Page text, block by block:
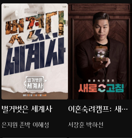
벌거벗은 세계사
은지원 존박 이혜성
이혼숙려캠프: 새로
고침
서장훈 박하선